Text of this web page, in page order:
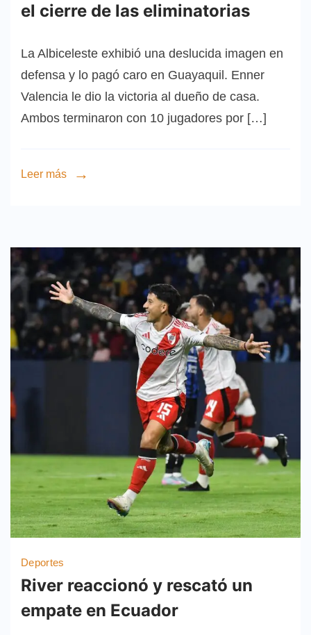
el cierre de las eliminatorias
La Albiceleste exhibió una deslucida imagen en
defensa y lo pagó caro en Guayaquil. Enner
Valencia le dio la victoria al dueño de casa.
Ambos terminaron con 10 jugadores por […]
Leer más
Deportes
River reaccionó y rescató un
empate en Ecuador